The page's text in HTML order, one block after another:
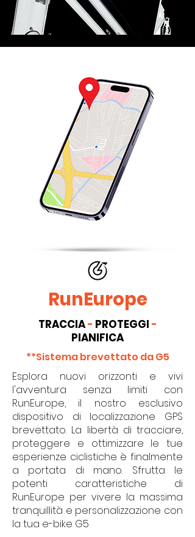
RunEurope
TRACCIA- PROTEGGI -
PIANIFICA
**Sistema brevettato da G5
Esplora nuovi orizzonti e vivi
l'avventura senza limiti con
RunEurope, il nostro esclusivo
dispositivo di localizzazione GPS
brevettato. La libertà di tracciare,
proteggere e ottimizzare le tue
esperienze ciclistiche è finalmente
a portata di mano. Sfrutta le
potenti caratteristiche di
RunEurope per vivere la massima
tranquillità e personalizzazione con
la tua e-bike G5